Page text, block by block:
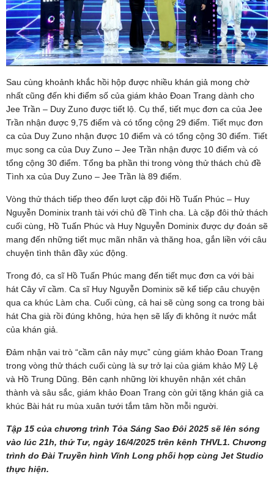
Sau cùng khoảnh khắc hồi hộp được nhiều khán giả mong chờ
nhất cũng đến khi điểm số của giám khảo Đoan Trang dành cho
Jee Trần – Duy Zuno được tiết lộ. Cụ thể, tiết mục đơn ca của Jee
Trần nhận được 9,75 điểm và có tổng cộng 29 điểm. Tiết mục đơn
ca của Duy Zuno nhận được 10 điểm và có tổng cộng 30 điểm. Tiết
mục song ca của Duy Zuno – Jee Trần nhận được 10 điểm và có
tổng cộng 30 điểm. Tổng ba phần thi trong vòng thử thách chủ đề
Tình xa của Duy Zuno – Jee Trần là 89 điểm.
Vòng thử thách tiếp theo đến lượt cặp đôi Hồ Tuấn Phúc – Huy
Nguyễn Dominix tranh tài với chủ đề Tình cha. Là cặp đôi thử thách
cuối cùng, Hồ Tuấn Phúc và Huy Nguyễn Dominix được dự đoán sẽ
mang đến những tiết mục mãn nhãn và thăng hoa, gắn liền với câu
chuyện tình thân đầy xúc động.
Trong đó, ca sĩ Hồ Tuấn Phúc mang đến tiết mục đơn ca với bài
hát Cây vĩ cầm. Ca sĩ Huy Nguyễn Dominix sẽ kể tiếp câu chuyện
qua ca khúc Làm cha. Cuối cùng, cả hai sẽ cùng song ca trong bài
hát Cha già rồi đúng không, hứa hẹn sẽ lấy đi không ít nước mắt
của khán giả.
Đảm nhận vai trò “cầm cân nảy mực” cùng giám khảo Đoan Trang
trong vòng thử thách cuối cùng là sự trở lại của giám khảo Mỹ Lệ
và Hồ Trung Dũng. Bên cạnh những lời khuyên nhận xét chân
thành và sâu sắc, giám khảo Đoan Trang còn gửi tặng khán giả ca
khúc Bài hát ru mùa xuân tưới tắm tâm hồn mỗi người.
Tập 15 của chương trình Tỏa Sáng Sao Đôi 2025 sẽ lên sóng
vào lúc 21h, thứ Tư, ngày 16/4/2025 trên kênh THVL1. Chương
trình do Đài Truyền hình Vĩnh Long phối hợp cùng Jet Studio
thực hiện.